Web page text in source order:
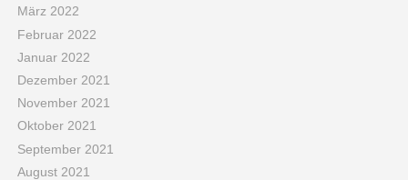
März 2022
Februar 2022
Januar 2022
Dezember 2021
November 2021
Oktober 2021
September 2021
August 2021